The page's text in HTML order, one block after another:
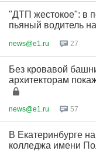
"ДТП жестокое": в
пьяный водитель
news@e1.ru 27
Без кровавой
архитекторам
news@e1.ru 57
В Екатеринбурге
колледжа имени